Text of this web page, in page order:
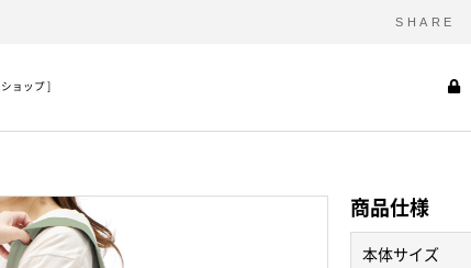
SHARE
ョップ ]
商品仕様
本体サイズ